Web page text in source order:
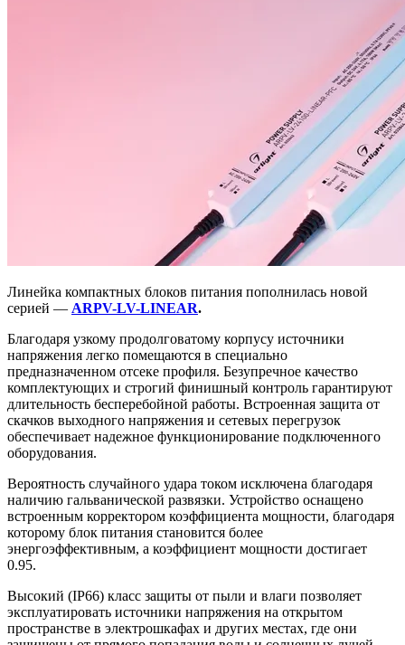
Линейка компактных блоков питания пополнилась новой
серией — ARPV-LV-LINEAR.
Благодаря узкому продолговатому корпусу источники
напряжения легко помещаются в специально
предназначенном отсеке профиля. Безупречное качество
комплектующих и строгий финишный контроль гарантируют
длительность бесперебойной работы. Встроенная защита от
скачков выходного напряжения и сетевых перегрузок
обеспечивает надежное функционирование подключенного
оборудования.
Вероятность случайного удара током исключена благодаря
наличию гальванической развязки. Устройство оснащено
встроенным корректором коэффициента мощности, благодаря
которому блок питания становится более
энергоэффективным, а коэффициент мощности достигает
0.95.
Высокий (IP66) класс защиты от пыли и влаги позволяет
эксплуатировать источники напряжения на открытом
пространстве в электрошкафах и других местах, где они